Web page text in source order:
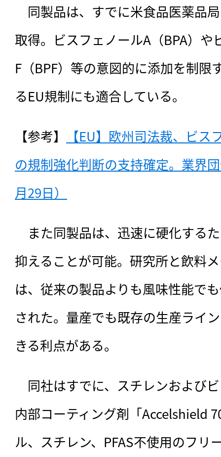
同製品は、 すでに米食品医薬品
取得。ビスフェノールA（BPA）や
F（BPF）等の意図的に添加を制限
るEU規制にも適合している。
【参考】
【EU】欧州司法裁、ビス
の規制強化判断の支持確定。業界
月29日）
また同製品は、迅速に硬化する
抑えることが可能。研究所と飲料
は、従来の製品よりも風味性能で
された。量産でも既存の生産ライ
きる利点がある。
同社はすでに、スチレンおよび
内部コーティング剤「Accelshield
ル、スチレン、PFAS不使用のフリ